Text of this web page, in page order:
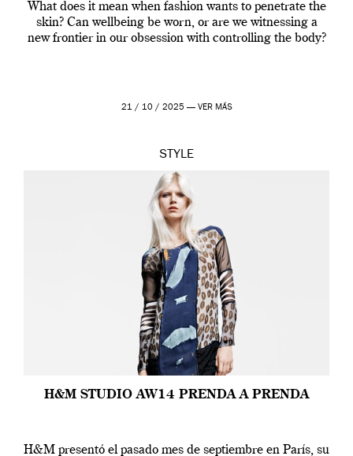
What does it mean when fashion wants to penetrate the
skin? Can wellbeing be worn, or are we witnessing a
new frontier in our obsession with controlling the body?
21 / 10 / 2025 — VER MÁS
STYLE
H&M STUDIO AW14 PRENDA A PRENDA
H&M presentó el pasado mes de septiembre en París, su